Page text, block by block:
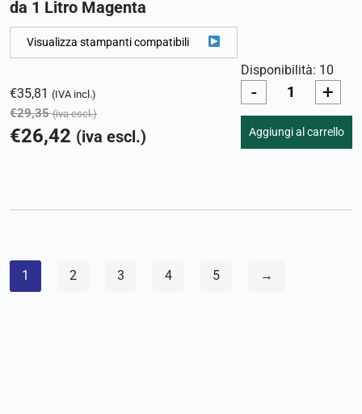
da 1 Litro Magenta
Visualizza stampanti compatibili
€35,81 (IVA incl.)
€29,35 (iva escl.)
€26,42 (iva escl.)
Disponibilità: 10
- +
Aggiungi al carrello
1 2 3 4 5 →